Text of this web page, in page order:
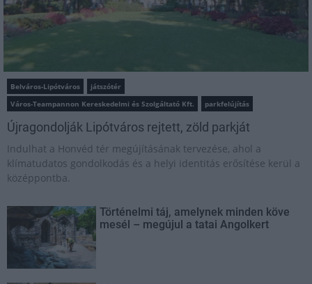
Belváros-Lipótváros
játszótér
Város-Teampannon Kereskedelmi és Szolgáltató Kft.
parkfelújítás
Újragondolják Lipótváros rejtett, zöld parkját
Indulhat a Honvéd tér megújításának tervezése, ahol a
klímatudatos gondolkodás és a helyi identitás erősítése kerül a
középpontba.
Történelmi táj, amelynek minden köve
mesél – megújul a tatai Angolkert